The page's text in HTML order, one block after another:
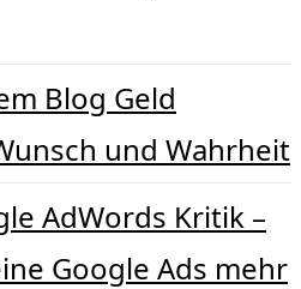
Blog Geld
und Wahrheit
AdWords Kritik –
Google Ads mehr